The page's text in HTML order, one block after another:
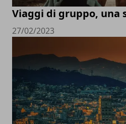
Viaggi di gruppo, una
27/02/2023